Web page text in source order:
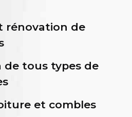
rénovation de
de tous types de
et combles